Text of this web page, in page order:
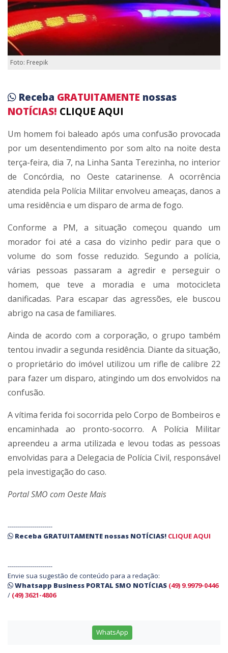
Foto: Freepik
Receba GRATUITAMENTE nossas
NOTÍCIAS! CLIQUE AQUI
Um homem foi baleado após uma confusão provocada
por um desentendimento por som alto na noite desta
terça-feira, dia 7, na Linha Santa Terezinha, no interior
de Concórdia, no Oeste catarinense. A ocorrência
atendida pela Polícia Militar envolveu ameaças, danos a
uma residência e um disparo de arma de fogo.
Conforme a PM, a situação começou quando um
morador foi até a casa do vizinho pedir para que o
volume do som fosse reduzido. Segundo a polícia,
várias pessoas passaram a agredir e perseguir o
homem, que teve a moradia e uma motocicleta
danificadas. Para escapar das agressões, ele buscou
abrigo na casa de familiares.
Ainda de acordo com a corporação, o grupo também
tentou invadir a segunda residência. Diante da situação,
o proprietário do imóvel utilizou um rifle de calibre 22
para fazer um disparo, atingindo um dos envolvidos na
confusão.
A vítima ferida foi socorrida pelo Corpo de Bombeiros e
encaminhada ao pronto-socorro. A Polícia Militar
apreendeu a arma utilizada e levou todas as pessoas
envolvidas para a Delegacia de Polícia Civil, responsável
pela investigação do caso.
Portal SMO com Oeste Mais
----------------------
Receba GRATUITAMENTE nossas NOTÍCIAS! CLIQUE AQUI
----------------------
Envie sua sugestão de conteúdo para a redação:
Whatsapp Business PORTAL SMO NOTÍCIAS (49) 9.9979-0446
/ (49) 3621-4806
WhatsApp